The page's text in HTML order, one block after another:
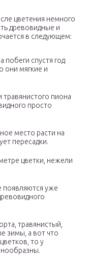
цветения немного
древовидные и
в следующем:
побеги спустя год
они мягкие и
пиона
просто
место расти на
пересадки.
цветки, нежели
появляются уже
травянистый,
зимы, а вот что
то у